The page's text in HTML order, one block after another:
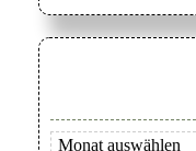
Archiv